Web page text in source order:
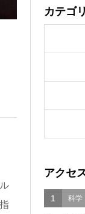
カテゴ
アクセ
1 科学